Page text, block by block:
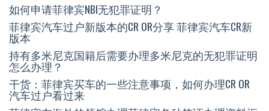
如何申请菲律宾NBI无犯罪证明？
菲律宾汽车过户新版本的CR OR分享 菲律宾汽车CR新
版本
持有多米尼克国籍后需要办理多米尼克的无犯罪证明
怎么办理？
干货：菲律宾买车的一些注意事项，如何办理CR OR
汽车过户看过来